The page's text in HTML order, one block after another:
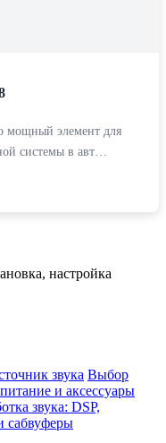
мощный элемент для
системы в авт…
настройка
звука Выбор
и аксессуары
звука: DSP,
сабвуферы